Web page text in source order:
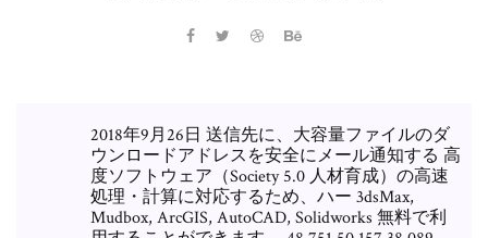
2018年9月26日 送信先に、大容量ファイルのダ
ウンロードアドレスを安全にメール通知する 高
度ソフトウェア（Society 5.0 人材育成）の高速
処理・計算に対応するため、ハー 3dsMax,
Mudbox, ArcGIS, AutoCAD, Solidworks 無料で利